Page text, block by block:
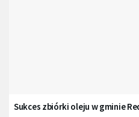
Sukces zbiórki oleju w gminie